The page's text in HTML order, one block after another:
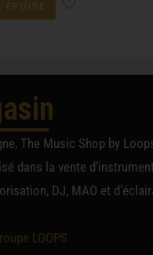
ÉPUISÉ
The Music Shop by
dans la vente
DJ, MAO et
LOOPS